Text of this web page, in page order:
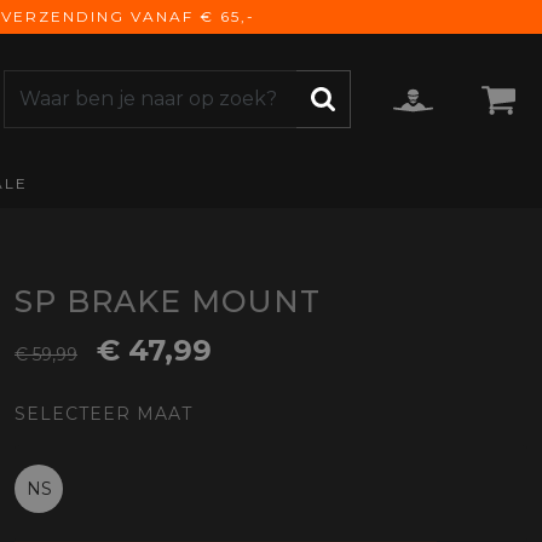
VANAF € 65,-
SP BRAKE MOUNT
€ 59,99 € 47,99
SELECTEER MAAT
NS